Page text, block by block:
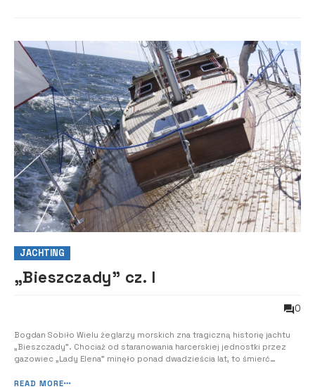
JACHTING
„Bieszczady” cz. I
0
Bogdan Sobiło Wielu żeglarzy morskich zna tragiczną historię jachtu
„Bieszczady”. Chociaż od staranowania harcerskiej jednostki przez
gazowiec „Lady Elena” minęło ponad dwadzieścia lat, to śmierć
już na zawsze. Pływałem „Bieszczadami” tylko raz, ale spotykałem
READ MORE